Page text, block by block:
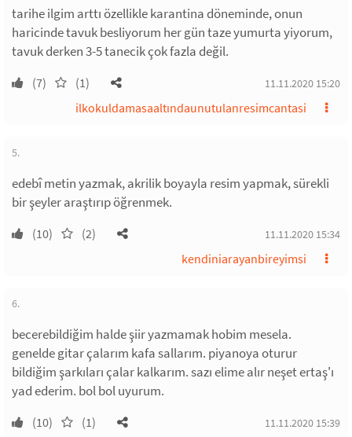
tarihe ilgim arttı özellikle karantina döneminde, onun
haricinde tavuk besliyorum her gün taze yumurta yiyorum,
tavuk derken 3-5 tanecik çok fazla değil.
(7) (1) 11.11.2020 15:20
ilkokuldamasaaltındaunutulanresimcantasi
5.
edebî metin yazmak, akrilik boyayla resim yapmak, sürekli
bir şeyler araştırıp öğrenmek.
(10) (2) 11.11.2020 15:34
kendiniarayanbireyimsi
6.
becerebildiğim halde şiir yazmamak hobim mesela.
genelde gitar çalarım kafa sallarım. piyanoya oturur
bildiğim şarkıları çalar kalkarım. sazı elime alır neşet ertaş'ı
yad ederim. bol bol uyurum.
(10) (1) 11.11.2020 15:39